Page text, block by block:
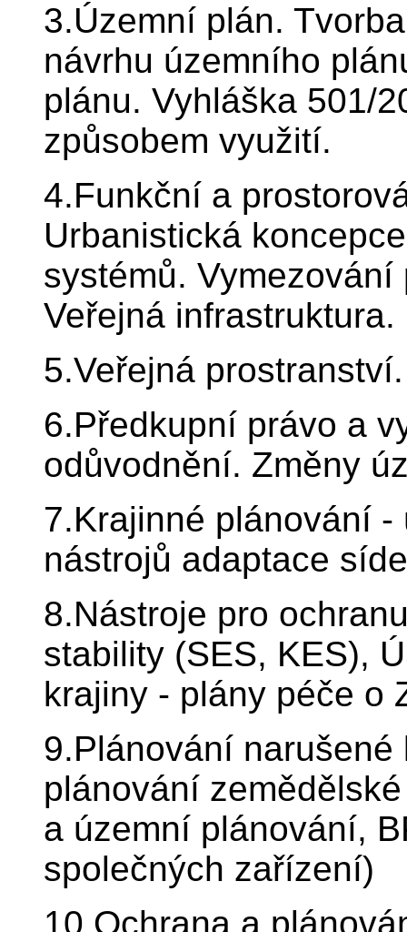
3.Územní plán.
návrhu územního
plánu. Vyhláška 501/
způsobem využití.
4.Funkční a
Urbanistická
systémů.
Veřejná infrastruktura.
5.Veřejná
6.Předkupní právo a
odůvodnění. Změny
7.Krajinné plánování
nástrojů adaptace
8.Nástroje pro
stability (SES, KES),
krajiny - plány péče o
9.Plánování
plánování
a územní plánování,
společných zařízení)
10.Ochrana a